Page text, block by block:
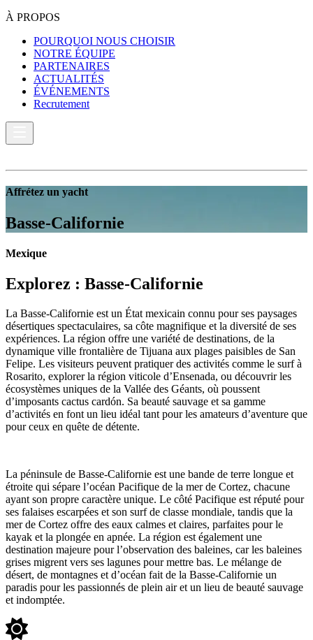
À PROPOS
POURQUOI NOUS CHOISIR
NOTRE ÉQUIPE
PARTENAIRES
ACTUALITÉS
ÉVÉNEMENTS
Recrutement
Affrétez un yacht
Basse-Californie
Mexique
Explorez : Basse-Californie
La Basse-Californie est un État mexicain connu pour ses paysages
désertiques spectaculaires, sa côte magnifique et la diversité de ses
expériences. La région offre une variété de destinations, de la
dynamique ville frontalière de Tijuana aux plages paisibles de San
Felipe. Les visiteurs peuvent pratiquer des activités comme le surf à
Rosarito, explorer la région viticole d’Ensenada, ou découvrir les
écosystèmes uniques de la Vallée des Géants, où poussent
d’imposants cactus cardón. Sa beauté sauvage et sa gamme
d’activités en font un lieu idéal tant pour les amateurs d’aventure que
pour ceux en quête de détente.
La péninsule de Basse-Californie est une bande de terre longue et
étroite qui sépare l’océan Pacifique de la mer de Cortez, chacune
ayant son propre caractère unique. Le côté Pacifique est réputé pour
ses falaises escarpées et son surf de classe mondiale, tandis que la
mer de Cortez offre des eaux calmes et claires, parfaites pour le
kayak et la plongée en apnée. La région est également une
destination majeure pour l’observation des baleines, car les baleines
grises migrent vers ses lagunes pour mettre bas. Le mélange de
désert, de montagnes et d’océan fait de la Basse-Californie un
paradis pour les passionnés de plein air et un lieu de beauté sauvage
et indomptée.